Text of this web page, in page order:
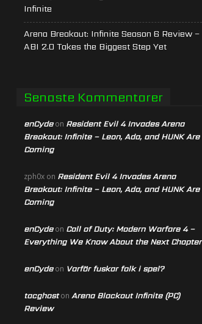
Infinite
Arena Breakout: Infinite Season 6 Review –
ABI 2.0 Takes the Biggest Step Yet
Senaste Kommentarer
enCydeon Resident Evil 4 Invades Arena
Breakout: Infinite – Leon, Ada, and HUNK Are
Coming
zph0x on Resident Evil 4 Invades Arena
Breakout: Infinite – Leon, Ada, and HUNK Are
Coming
enCydeon Call of Duty: Modern Warfare 4 –
Everything We Know About the Next Chapter
enCydeon Varför fuskar folk i spel?
tacghoston Arena Blackout Infinite (PC)
Review